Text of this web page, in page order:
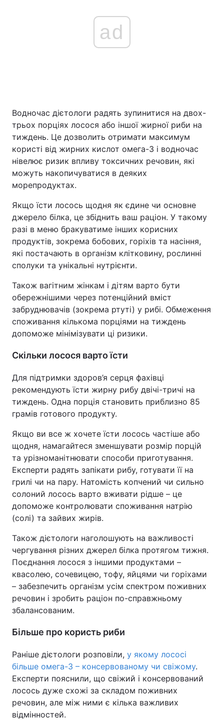
ad
Водночас дієтологи радять зупинитися на двох-
трьох порціях лосося або іншої жирної риби на
тиждень. Це дозволить отримати максимум
користі від жирних кислот омега-3 і водночас
нівелює ризик впливу токсичних речовин, які
можуть накопичуватися в деяких
морепродуктах.
Якщо їсти лосось щодня як єдине чи основне
джерело білка, це збіднить ваш раціон. У такому
разі в меню бракуватиме інших корисних
продуктів, зокрема бобових, горіхів та насіння,
які постачають в організм клітковину, рослинні
сполуки та унікальні нутрієнти.
Також вагітним жінкам і дітям варто бути
обережнішими через потенційний вміст
забруднювачів (зокрема ртуті) у рибі. Обмеження
споживання кількома порціями на тиждень
допоможе мінімізувати ці ризики.
Скільки лосося варто їсти
Для підтримки здоров’я серця фахівці
рекомендують їсти жирну рибу двічі-тричі на
тиждень. Одна порція становить приблизно 85
грамів готового продукту.
Якщо ви все ж хочете їсти лосось частіше або
щодня, намагайтеся зменшувати розмір порцій
та урізноманітнювати способи приготування.
Експерти радять запікати рибу, готувати її на
грилі чи на пару. Натомість копчений чи сильно
солоний лосось варто вживати рідше – це
допоможе контролювати споживання натрію
(солі) та зайвих жирів.
Також дієтологи наголошують на важливості
чергування різних джерел білка протягом тижня.
Поєднання лосося з іншими продуктами –
квасолею, сочевицею, тофу, яйцями чи горіхами
– забезпечить організм усім спектром поживних
речовин і зробить раціон по-справжньому
збалансованим.
Більше про користь риби
Раніше дієтологи розповіли, у якому лососі
більше омега-3 – консервованому чи свіжому.
Експерти пояснили, що свіжий і консервований
лосось дуже схожі за складом поживних
речовин, але між ними є кілька важливих
відмінностей.